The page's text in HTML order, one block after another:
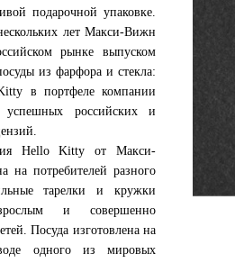
подарочной упаковке.
лет Макси-Вижн
рынке выпуском
из фарфора и стекла:
в портфеле компании
успешных российских и
Hello Kitty от Макси-
на потребителей разного
тарелки и кружки
и совершенно
Посуда изготовлена на
одного из мировых